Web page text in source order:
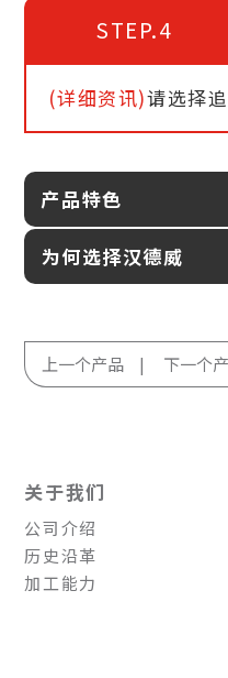
STEP.4
(详细资讯)请选择
产品特色
为何选择汉德威
上一个产品 下一个
关于我们
公司介绍
历史沿革
加工能力